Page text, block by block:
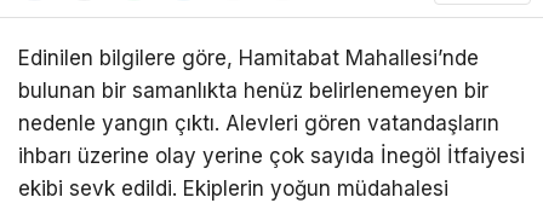
Edinilen bilgilere göre, Hamitabat Mahallesi’nde
bulunan bir samanlıkta henüz belirlenemeyen bir
nedenle yangın çıktı. Alevleri gören vatandaşların
ihbarı üzerine olay yerine çok sayıda İnegöl İtfaiyesi
ekibi sevk edildi. Ekiplerin yoğun müdahalesi